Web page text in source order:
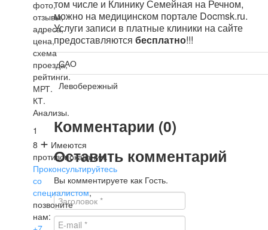
том числе и Клинику Семейная на Речном,
можно на медицинском портале Docmsk.ru.
Услуги записи в платные клиники на сайте
предоставляются бесплатно!!!
САО
Левобережный
Комментарии (0)
Оставить комментарий
Вы комментируете как Гость.
фото,
отзывы,
адреса,
цена,
схема
проезда,
рейтинги.
МРТ.
КТ.
Анализы.
1
8 + Имеются
противопоказания.
Проконсультируйтесь
со
специалистом,
позвоните
нам: